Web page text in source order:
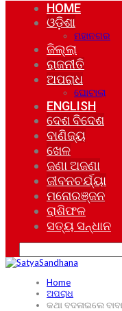
HOME
ଓଡ଼ିଶା
ମହାନଗର
ଜିଲ୍ଲା
ରାଜନୀତି
ଅପରାଧ
ଘୋଟାଲା
ENGLISH
ଦେଶ ବିଦେଶ
ବାଣିଜ୍ୟ
ଖେଳ
ଜଣା ଅଜଣା
ଜୀବନଚର୍ଯ୍ୟା
ମନୋରଞ୍ଜନ
ରାଶିଫଳ
ସତ୍ୟ ସନ୍ଧାନ
Home
ଅପରାଧ
କଥା ବଦଳାଇଲେ